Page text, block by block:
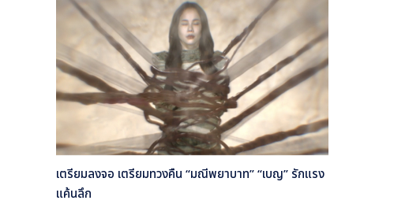
เตรียมลงจอ เตรียมทวงคืน “มณีพยาบาท” “เบญ” รักแรง
แค้นลึก